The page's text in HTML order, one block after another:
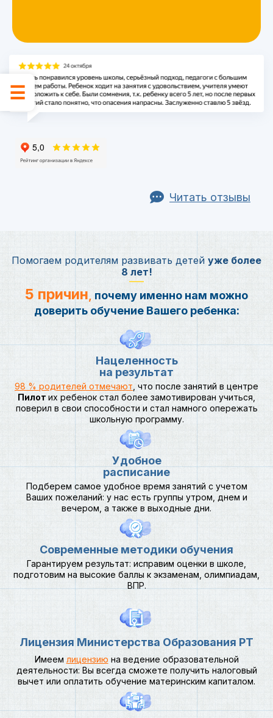
Читать отзывы
Помогаем родителям развивать детей уже более
8 лет!
5 причин почему именно нам можно
доверить обучение Вашего ребенка:
Нацеленность
на результат
98 % родителей отмечают , что после занятий в центре
Пилот их ребенок стал более замотивирован учиться,
поверил в свои способности и стал намного опережать
школьную программу.
Удобное
расписание
Подберем самое удобное время занятий с учетом
Ваших пожеланий: у нас есть группы утром, днем и
вечером, а также в выходные дни.
Современные методики обучения
Гарантируем результат: исправим оценки в школе,
подготовим на высокие баллы к экзаменам, олимпиадам,
ВПР.
Лицензия Министерства Образования РТ
Имеем лицензию на ведение образовательной
деятельности: Вы всегда сможете получить налоговый
вычет или оплатить обучение материнским капиталом.